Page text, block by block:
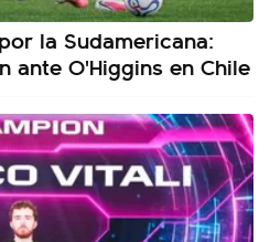
la Sudamericana:
ante O'Higgins en Chile